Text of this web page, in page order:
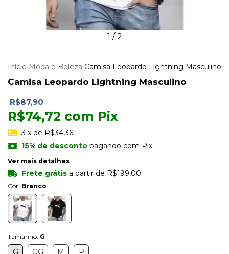
1 /2
Início Moda e Beleza Camisa Leopardo Lightning Masculino
Camisa Leopardo Lightning Masculino
R$87,90
R$74,72 com Pix
3 x de R$34,36
15% de descontopagando com Pix
Ver mais detalhes
Frete grátis a partir de R$199,00
Cor: Branco
Tamanho: G
G GG M P